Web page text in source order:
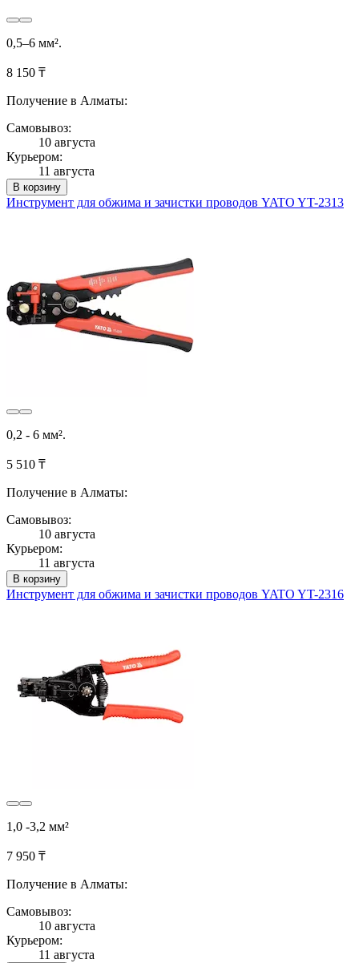
0,5–6 мм².
8 150 ₸
Получение в Алматы:
Самовывоз:
10 августа
Курьером:
11 августа
В корзину
Инструмент для обжима и зачистки проводов YATO YT-2313
0,2 - 6 мм².
5 510 ₸
Получение в Алматы:
Самовывоз:
10 августа
Курьером:
11 августа
В корзину
Инструмент для обжима и зачистки проводов YATO YT-2316
1,0 -3,2 мм²
7 950 ₸
Получение в Алматы:
Самовывоз:
10 августа
Курьером:
11 августа